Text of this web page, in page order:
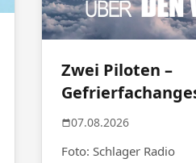
Zwei Piloten –
07.08.2026
Foto: Schlager Radio